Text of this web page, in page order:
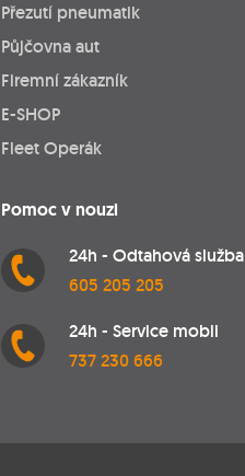
Přezutí pneumatik
Půjčovna aut
Firemní zákazník
E-SHOP
Fleet Operák
Pomoc v nouzi
24h - Odtahová služba
605 205 205
24h - Service mobil
737 230 666